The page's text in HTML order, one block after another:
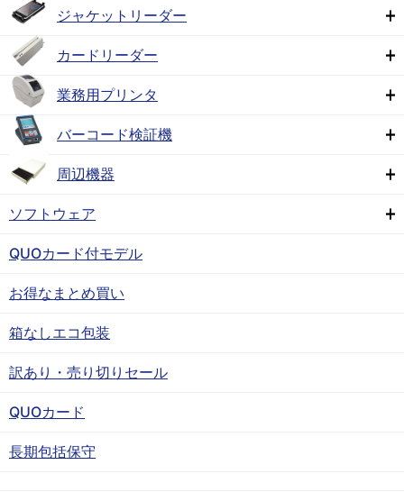
ジャケットリーダー
カードリーダー
業務用プリンタ
バーコード検証機
周辺機器
ソフトウェア
QUOカード付モデル
お得なまとめ買い
箱なしエコ包装
訳あり・売り切りセール
QUOカード
長期包括保守